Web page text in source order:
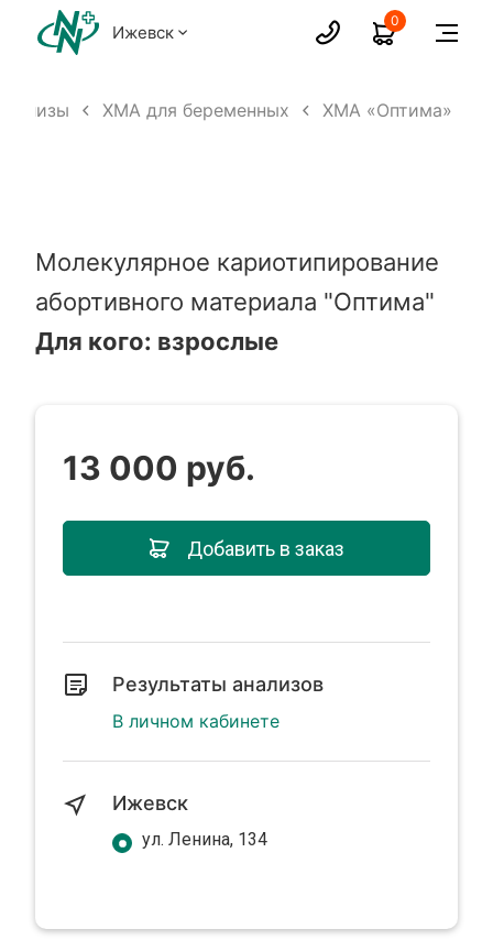
Ижевск
0
ХМА для беременных ХМА «Оптима»
Молекулярное кариотипирование
абортивного материала "Оптима"
Для кого: взрослые
13 000 руб.
Добавить в заказ
Результаты анализов
В личном кабинете
Ижевск
ул. Ленина, 134